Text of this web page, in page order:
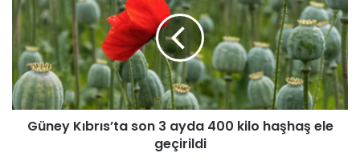
b
r
Güney Kıbrıs’ta son 3 ayda 400 kilo haşhaş ele
geçirildi